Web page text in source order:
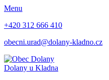
Menu
+420 312 666 410
obecni.urad@dolany-kladno.cz
Dolany u Kladna